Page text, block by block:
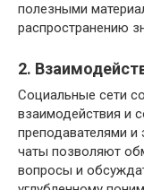
полезными
распространению
2.
Социальные сети
взаимодействия и
преподавателями
чаты позволяют
вопросы и